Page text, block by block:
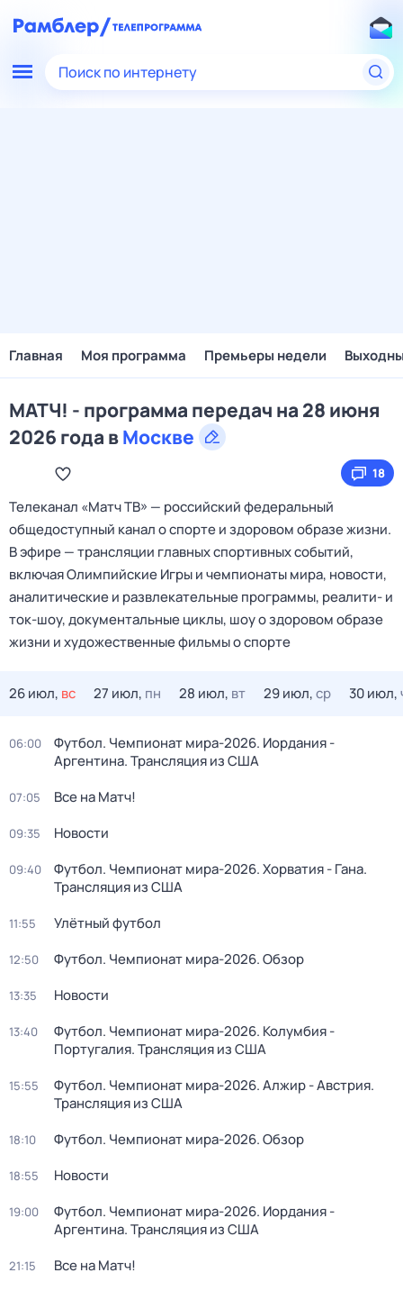
Поиск по интернету
Главная Моя программа Премьеры недели
МАТЧ! - программа передач на 28 июня
2026 года вМоскве
18
Телеканал «Матч ТВ» — российский федеральный
общедоступный канал о спорте и здоровом образе жизни.
В эфире — трансляции главных спортивных событий,
включая Олимпийские Игры и чемпионаты мира, новости,
аналитические и развлекательные программы, реалити- и
ток-шоу, документальные циклы, шоу о здоровом образе
жизни и художественные фильмы о спорте
26 июл, вс 27 июл, пн 28 июл, вт 29 июл,ср 30 июл,
06:00
Футбол. Чемпионат мира-2026. Иордания -
Аргентина. Трансляция из США
07:05 Все на Матч!
09:35 Новости
09:40
Футбол. Чемпионат мира-2026. Хорватия - Гана.
Трансляция из США
11:55 Улётный футбол
12:50 Футбол. Чемпионат мира-2026. Обзор
13:35 Новости
13:40
Футбол. Чемпионат мира-2026. Колумбия -
Португалия. Трансляция из США
15:55
Футбол. Чемпионат мира-2026. Алжир - Австрия.
Трансляция из США
18:10 Футбол. Чемпионат мира-2026. Обзор
18:55 Новости
19:00
Футбол. Чемпионат мира-2026. Иордания -
Аргентина. Трансляция из США
21:15 Все на Матч!